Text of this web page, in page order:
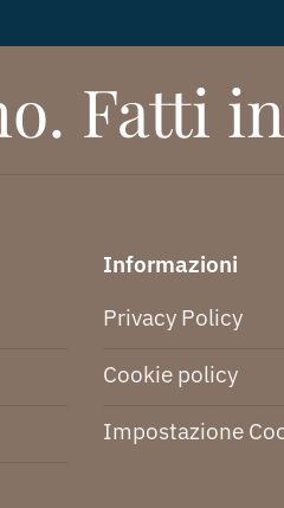
Fatti
Informazioni
Privacy Policy
Cookie policy
Impostazione